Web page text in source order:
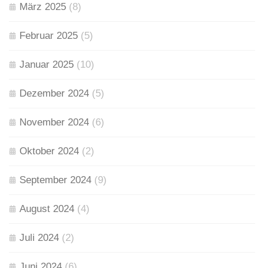
März 2025 (8)
Februar 2025 (5)
Januar 2025 (10)
Dezember 2024 (5)
November 2024 (6)
Oktober 2024 (2)
September 2024 (9)
August 2024 (4)
Juli 2024 (2)